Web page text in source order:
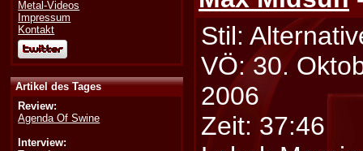
Metal-Videos
Impressum
Kontakt
Artikel des Tages
Review:
Agenda Of Swine
Interview:
Stil:
VÖ: 30.
2006
Zeit: 37:46